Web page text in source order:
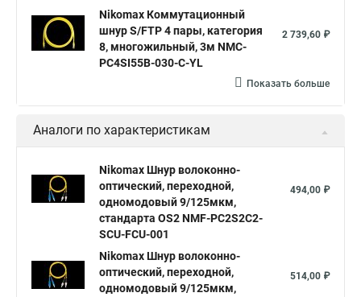
Nikomax Коммутационный
шнур S/FTP 4 пары, категория
8, многожильный, 3м NMC-
PC4SI55B-030-C-YL
2 739,60 ₽
Показать больше
Аналоги по характеристикам
Nikomax Шнур волоконно-
оптический, переходной,
одномодовый 9/125мкм,
стандарта OS2 NMF-PC2S2C2-
SCU-FCU-001
494,00 ₽
Nikomax Шнур волоконно-
оптический, переходной,
одномодовый 9/125мкм,
514,00 ₽